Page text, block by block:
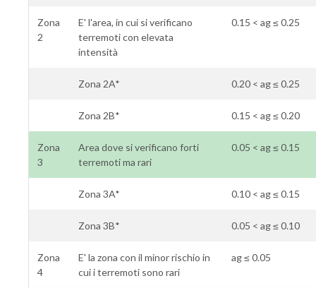
Zona
2
E' l'area, in cui si verificano
terremoti con elevata
intensità
0.15 < ag ≤ 0.25
Zona 2A* 0.20 < ag ≤ 0.25
Zona 2B* 0.15 < ag ≤ 0.20
Zona
3
Area dove si verificano forti
terremoti ma rari
0.05 < ag ≤ 0.15
Zona 3A* 0.10 < ag ≤ 0.15
Zona 3B* 0.05 < ag ≤ 0.10
Zona
4
E' la zona con il minor rischio in
cui i terremoti sono rari
ag ≤ 0.05